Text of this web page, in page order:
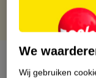
Over dit
We
Wij gebruiken